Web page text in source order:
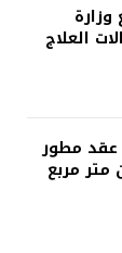
العلاج
عقد مطور
6 ملايين متر مربع